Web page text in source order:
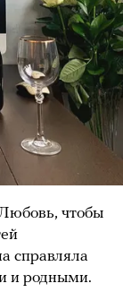
чтобы
справляла
и родными.